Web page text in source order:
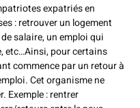
expatriés en
: retrouver un logement
salaire, un emploi qui
etc…Ainsi, pour certains
commence par un retour à
Cet organisme ne
Exemple : rentrer